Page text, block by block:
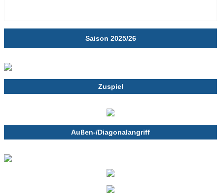
Saison 2025/26
Zuspiel
Außen-/Diagonalangriff